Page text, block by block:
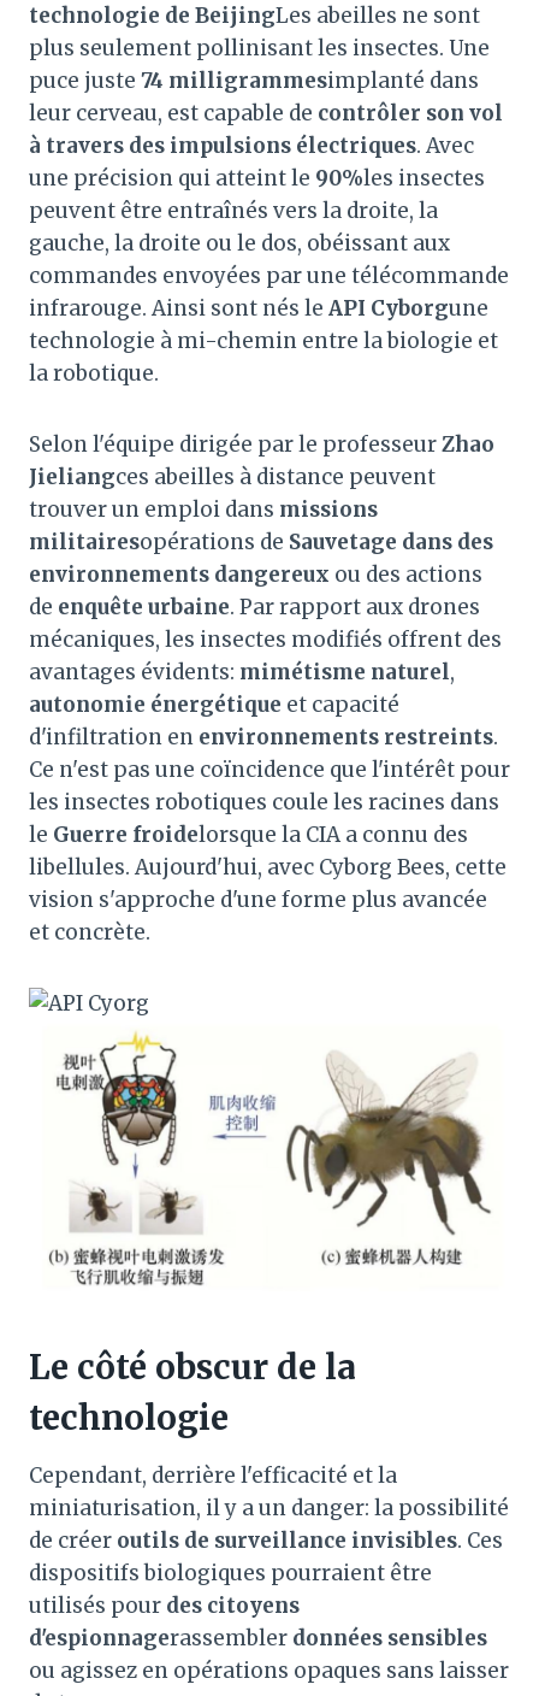
technologie de BeijingLes abeilles ne sont
plus seulement pollinisant les insectes. Une
puce juste 74 milligrammesimplanté dans
leur cerveau, est capable de contrôler son vol
à travers des impulsions électriques. Avec
une précision qui atteint le 90%les insectes
peuvent être entraînés vers la droite, la
gauche, la droite ou le dos, obéissant aux
commandes envoyées par une télécommande
infrarouge. Ainsi sont nés le API Cyborgune
technologie à mi-chemin entre la biologie et
la robotique.
Selon l'équipe dirigée par le professeurZhao
Jieliangces abeilles à distance peuvent
trouver un emploi dans missions
militairesopérations de Sauvetage dans des
environnements dangereux ou des actions
de enquête urbaine. Par rapport aux drones
mécaniques, les insectes modifiés offrent des
avantages évidents: mimétisme naturel,
autonomie énergétique et capacité
d'infiltration en environnements restreints.
Ce n'est pas une coïncidence que l'intérêt pour
les insectes robotiques coule les racines dans
le Guerre froidelorsque la CIA a connu des
libellules. Aujourd'hui, avec Cyborg Bees, cette
vision s'approche d'une forme plus avancée
et concrète.
Le côté obscur de la
technologie
Cependant, derrière l'efficacité et la
miniaturisation, il y a un danger: la possibilité
de créer outils de surveillance invisibles. Ces
dispositifs biologiques pourraient être
utilisés pour des citoyens
d'espionnagerassembler données sensibles
ou agissez en opérations opaques sans laisser